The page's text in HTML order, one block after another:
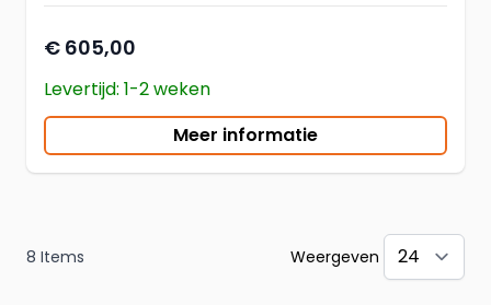
€ 605,00
Levertijd: 1-2 weken
Meer informatie
8 Items Weergeven